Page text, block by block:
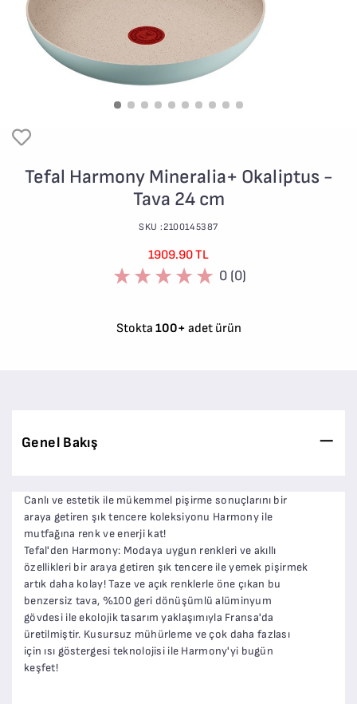
Tefal Harmony Mineralia+ Okaliptus -
Tava 24 cm
SKU :2100145387
1909.90 TL
0 (0)
Stokta 100+ adet ürün
Genel Bakış
Canlı ve estetik ile mükemmel pişirme sonuçlarını bir
araya getiren şık tencere koleksiyonu Harmony ile
mutfağına renk ve enerji kat!
Tefal'den Harmony: Modaya uygun renkleri ve akıllı
özellikleri bir araya getiren şık tencere ile yemek pişirmek
artık daha kolay! Taze ve açık renklerle öne çıkan bu
benzersiz tava, %100 geri dönüşümlü alüminyum
gövdesi ile ekolojik tasarım yaklaşımıyla Fransa'da
üretilmiştir. Kusursuz mühürleme ve çok daha fazlası
için ısı göstergesi teknolojisi ile Harmony'yi bugün
keşfet!